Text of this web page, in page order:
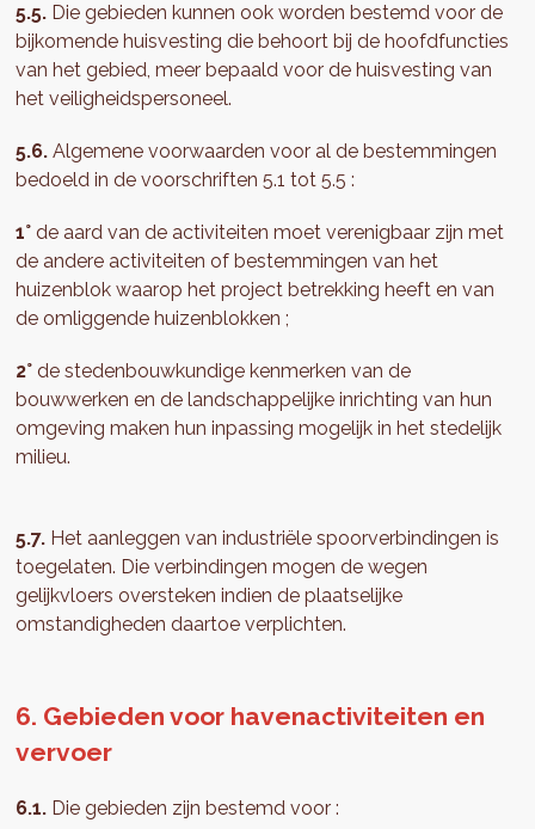
5.5. Die gebieden kunnen ook worden bestemd voor de
bijkomende huisvesting die behoort bij de hoofdfuncties
van het gebied, meer bepaald voor de huisvesting van
het veiligheidspersoneel.
5.6. Algemene voorwaarden voor al de bestemmingen
bedoeld in de voorschriften 5.1 tot 5.5 :
1°de aard van de activiteiten moet verenigbaar zijn met
de andere activiteiten of bestemmingen van het
huizenblok waarop het project betrekking heeft en van
de omliggende huizenblokken ;
2° de stedenbouwkundige kenmerken van de
bouwwerken en de landschappelijke inrichting van hun
omgeving maken hun inpassing mogelijk in het stedelijk
milieu.
5.7. Het aanleggen van industriële spoorverbindingen is
toegelaten. Die verbindingen mogen de wegen
gelijkvloers oversteken indien de plaatselijke
omstandigheden daartoe verplichten.
6. Gebieden voor havenactiviteiten en
vervoer
6.1. Die gebieden zijn bestemd voor :